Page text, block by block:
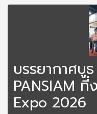
บรรยากาศบู
PANSIAM
Expo 2026